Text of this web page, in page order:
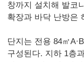
창까지 설치해 발코
확장과 바닥 난방은
단지는 전용 84㎡
구성된다. 지하 1층